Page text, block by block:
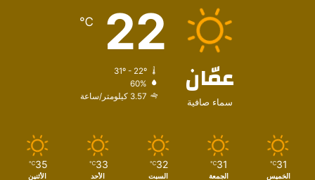
عمّان
سماء صافية
22
℃
31º - 22º
60%
3.57 كيلومتر/ساعة
31
℃
الخميس
31
℃
الجمعة
32
℃
السبت
33
℃
الأحد
35
℃
الأثنين